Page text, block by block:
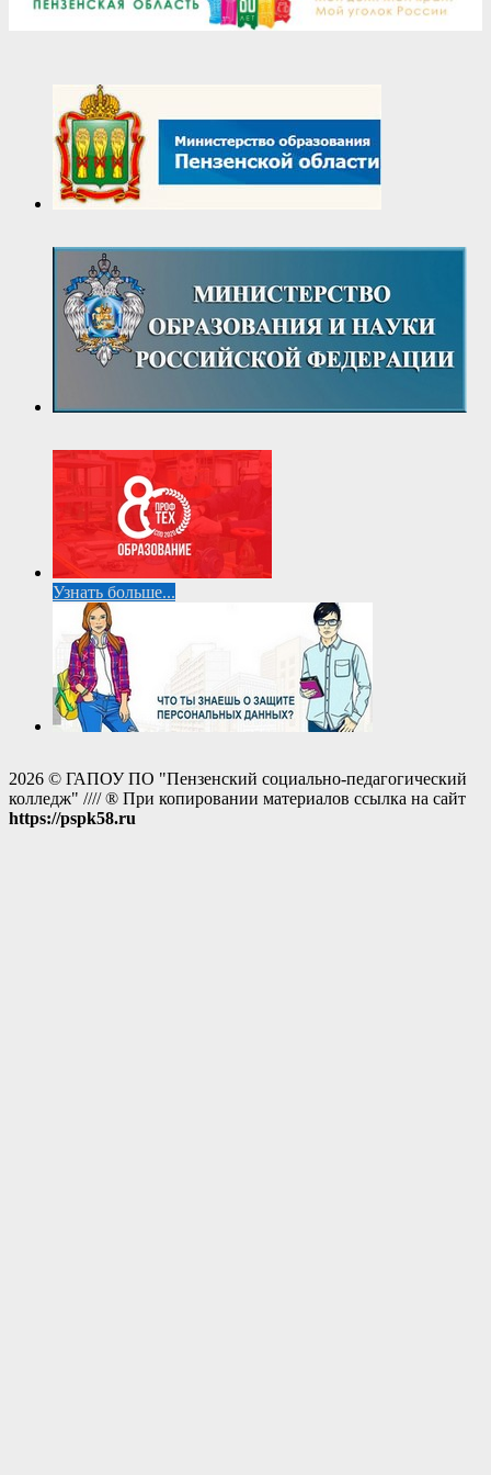
Узнать больше...
2026 © ГАПОУ ПО "Пензенский социально-педагогический
колледж" //// ® При копировании материалов ссылка на сайт
https://pspk58.ru